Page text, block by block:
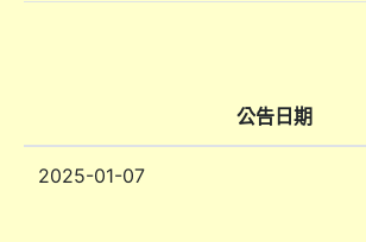
公告日期
2025-01-07